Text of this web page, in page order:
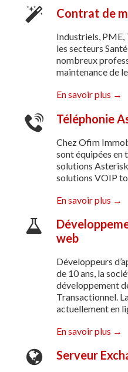
Contrat de
Industriels, PME,
les secteurs
nombreux
maintenance de
En savoir plus →
Téléphonie
Chez Ofim
sont équipées en
solutions
solutions VOIP
En savoir plus →
web
Développeurs
de 10 ans, la
développement
Transactionnel.
actuellement en
En savoir plus →
Serveur